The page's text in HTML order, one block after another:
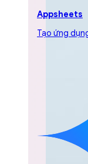
Appsheets
Tạo ứng